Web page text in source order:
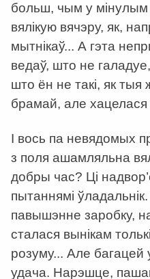
больш, чым у мінулым
вялікую вячэру, як,
мытнікаў... А гэта
ведаў, што не
што ён не такі, як тыя
брамай, але
І вось па невядомых
з поля ашамляльна
добры час? Ці
пытаннямі
павышэнне заробку,
сталася вынікам
розуму... Але
удача. Нарэшце,